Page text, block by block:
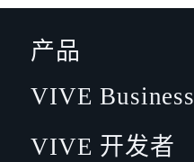
产品
VIVE Business
VIVE 开发者